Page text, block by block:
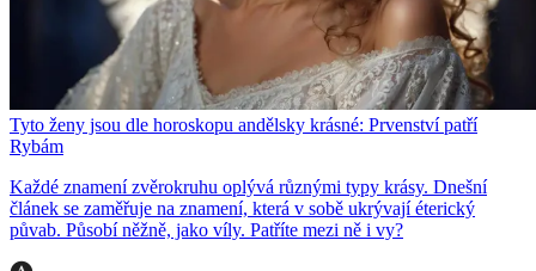
Tyto ženy jsou dle horoskopu andělsky krásné: Prvenství patří
Rybám
Každé znamení zvěrokruhu oplývá různými typy krásy. Dnešní
článek se zaměřuje na znamení, která v sobě ukrývají éterický
půvab. Působí něžně, jako víly. Patříte mezi ně i vy?